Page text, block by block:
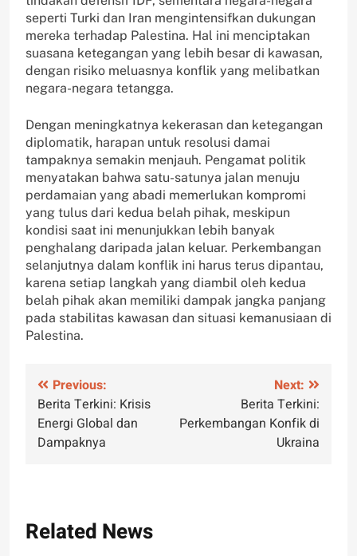
seperti Turki dan Iran mengintensifkan dukungan
mereka terhadap Palestina. Hal ini menciptakan
suasana ketegangan yang lebih besar di kawasan,
dengan risiko meluasnya konflik yang melibatkan
negara-negara tetangga.
Dengan meningkatnya kekerasan dan ketegangan
diplomatik, harapan untuk resolusi damai
tampaknya semakin menjauh. Pengamat politik
menyatakan bahwa satu-satunya jalan menuju
perdamaian yang abadi memerlukan kompromi
yang tulus dari kedua belah pihak, meskipun
kondisi saat ini menunjukkan lebih banyak
penghalang daripada jalan keluar. Perkembangan
selanjutnya dalam konflik ini harus terus dipantau,
karena setiap langkah yang diambil oleh kedua
belah pihak akan memiliki dampak jangka panjang
pada stabilitas kawasan dan situasi kemanusiaan di
Palestina.
Post
navigation
Previous:
Berita Terkini: Krisis
Energi Global dan
Dampaknya
Next:
Berita Terkini:
Perkembangan Konfik di
Ukraina
Related News